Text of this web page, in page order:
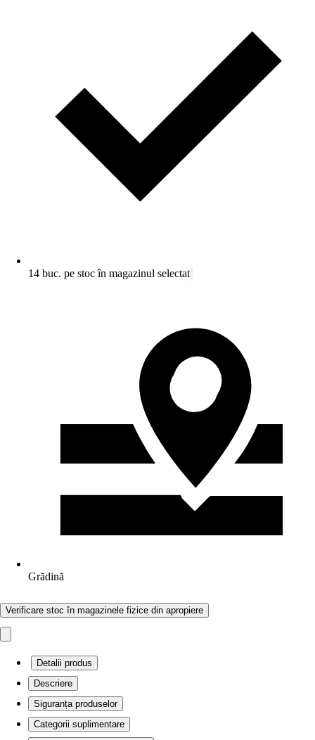
14 buc. pe stoc în magazinul selectat
Grădină
Verificare stoc în magazinele fizice din apropiere
Detalii produs
Descriere
Siguranța produselor
Categorii suplimentare